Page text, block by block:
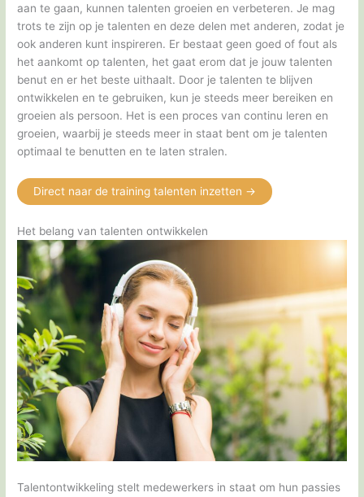
aan te gaan, kunnen talenten groeien en verbeteren. Je mag
trots te zijn op je talenten en deze delen met anderen, zodat je
ook anderen kunt inspireren. Er bestaat geen goed of fout als
het aankomt op talenten, het gaat erom dat je jouw talenten
benut en er het beste uithaalt. Door je talenten te blijven
ontwikkelen en te gebruiken, kun je steeds meer bereiken en
groeien als persoon. Het is een proces van continu leren en
groeien, waarbij je steeds meer in staat bent om je talenten
optimaal te benutten en te laten stralen.
Direct naar de training talenten inzetten ->
Het belang van talenten ontwikkelen
Talentontwikkeling stelt medewerkers in staat om hun passies